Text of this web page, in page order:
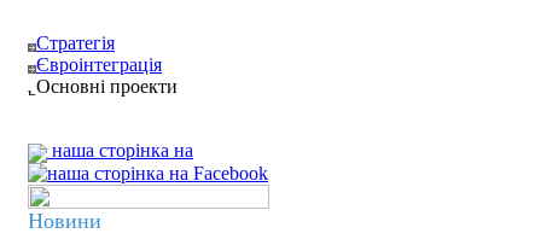
Стратегія
Євроінтеграція
Основні проекти
наша сторінка на
Новини